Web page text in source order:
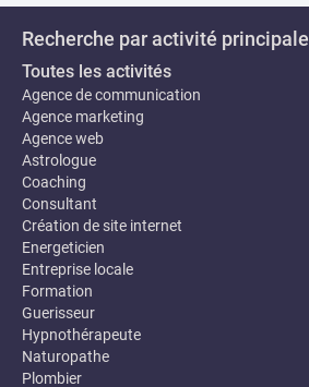
Recherche par activité principale
Toutes les activités
Agence de communication
Agence marketing
Agence web
Astrologue
Coaching
Consultant
Création de site internet
Energeticien
Entreprise locale
Formation
Guerisseur
Hypnothérapeute
Naturopathe
Plombier